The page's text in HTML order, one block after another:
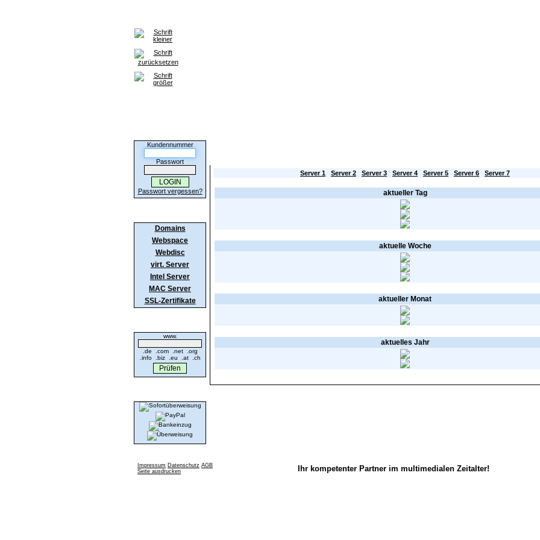
Kundennummer
Passwort
Passwort vergessen?
Domains
Webspace
Webdisc
virt. Server
Intel Server
MAC Server
SSL-Zertifikate
www.
.de .com .net .org
.info .biz .eu .at .ch
Server 1 Server 2 Server 3 Server 4 Server 5 Server 6 Server 7
aktueller Tag
aktuelle Woche
aktueller Monat
aktuelles Jahr
Impressum Datenschutz AGB
Seite ausdrucken
Ihr kompetenter Partner im multimedialen Zeitalter!